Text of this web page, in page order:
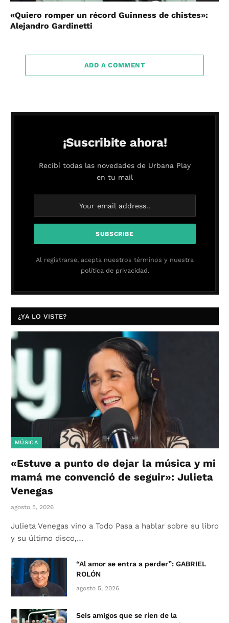
«Quiero romper un récord Guinness de chistes»:
Alejandro Gardinetti
ADD A COMMENT
¡Suscribite ahora!
Recibí todas las novedades de Urbana Play
en tu mail
Al registrarse, acepta nuestros términos y nuestra
política de privacidad.
¿YA LO VISTE?
MÚSICA
«Estuve a punto de dejar la música y mi
mamá me convenció de seguir»: Julieta
Venegas
agosto 5, 2026
Julieta Venegas vino a Todo Pasa a hablar sobre su libro
y su último disco,…
“Al amor se entra a perder”: GABRIEL
ROLÓN
agosto 5, 2026
Seis amigos que se ríen de la